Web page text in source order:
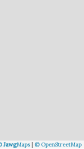
JawgMaps © OpenStreetMap